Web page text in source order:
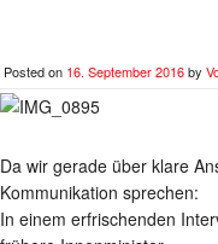
Posted on 16. September 2016by
Da wir gerade über klare
Kommunikation sprechen:
In einem erfrischenden